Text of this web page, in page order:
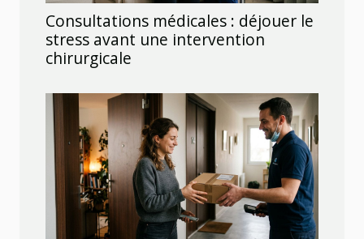
Consultations médicales : déjouer le
stress avant une intervention
chirurgicale